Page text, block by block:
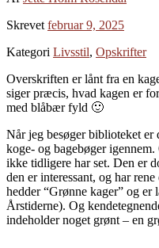
Skrevet februar 9, 2025
Kategori Livsstil, Opskrifter
Overskriften er lånt fra en
siger præcis, hvad kagen er
med blåbær fyld 🙂
Når jeg besøger biblioteket
koge- og bagebøger
ikke tidligere har set. Den er
den er interessant, og har
hedder “Grønne kager” og
Årstiderne). Og
indeholder noget grønt – en